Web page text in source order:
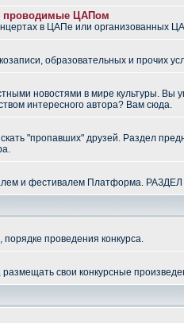
проводимые ЦАПом
в ЦАПе или организованных
образовательных и прочих
новостями в мире культуры. Вы
интересного автора? Вам сюда.
"пропавших" друзей. Раздел
и фестивалем Платформа.
проведения конкурса.
свои конкурсные